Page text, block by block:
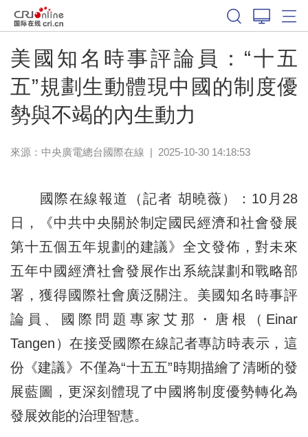
美國知名時事評論員：“十五
五”規劃生動體現中國的制度優
勢與不竭的內生動力
來源：中央廣電總台國際在線 | 2025-10-30 14:18:53
國際在線報道（記者 胡曉薇）：10月28
日，《中共中央關於制定國民經濟和社會發展
第十五個五年規劃的建議》全文發佈，對未來
五年中國經濟社會發展作出系統謀劃和戰略部
署，獲得國際社會廣泛關注。美國知名時事評
論員、國際問題專家艾那・唐根（Einar
Tangen）在接受國際在線記者專訪時表示，這
份《建議》不僅為“十五五”時期描繪了清晰的發
展藍圖，更深刻體現了中國將制度優勢轉化為
發展效能的治理智慧。